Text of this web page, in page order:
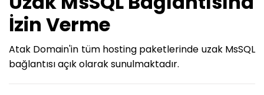
İzin Verme
Atak Domain'in tüm hosting paketlerinde uzak MsSQL
bağlantısı açık olarak sunulmaktadır.